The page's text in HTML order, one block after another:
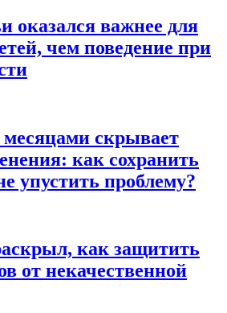
оказался важнее для
чем поведение при
скрывает
как сохранить
упустить проблему?
как защитить
от некачественной